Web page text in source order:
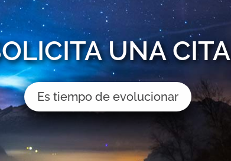
UNA CITA
Es tiempo de evolucionar